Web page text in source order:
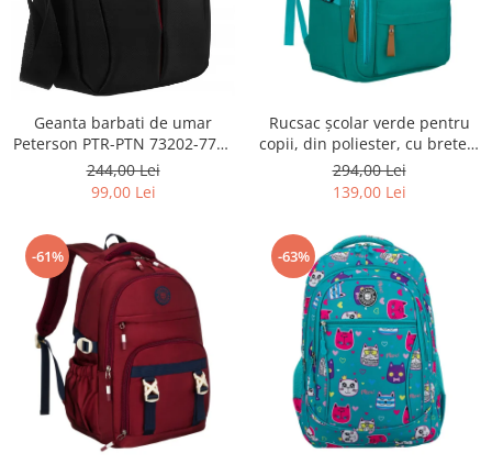
Geanta barbati de umar
Peterson PTR-PTN 73202-7738
BL
244,00 Lei
99,00 Lei
Rucsac școlar verde pentru
copii, din poliester, cu bretele
reglabile - Peterson PTR-PTN
BHX-01-9259 Gree
294,00 Lei
139,00 Lei
-61% -63%